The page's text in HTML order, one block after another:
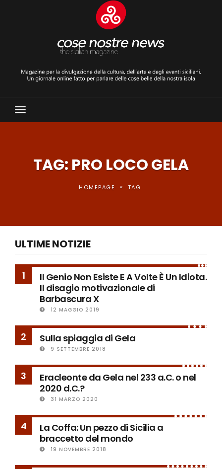
Toggle
Navigation
TAG: PRO LOCO GELA
HOMEPAGE » TAG
ULTIME NOTIZIE
1
Il Genio Non Esiste E A Volte È Un Idiota.
Il disagio motivazionale di
Barbascura X
12 MAGGIO 2019
2 Sulla spiaggia di Gela
9 SETTEMBRE 2018
3
Eracleonte da Gela nel 233 a.C. o nel
2020 d.C.?
31 MARZO 2020
4
La Coffa: Un pezzo di Sicilia a
braccetto del mondo
19 NOVEMBRE 2018